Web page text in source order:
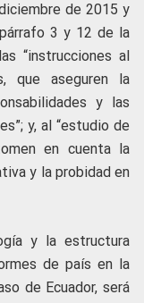
de 2015 y
3 y 12 de la
“instrucciones al
que aseguren la
y las
y, al “estudio de
en cuenta la
y la probidad en
y la estructura
de país en la
de Ecuador, será